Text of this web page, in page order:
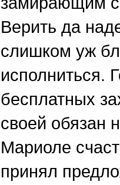
Верить да
слишком уж
исполниться.
бесплатных
своей обязан
Мариоле
принял